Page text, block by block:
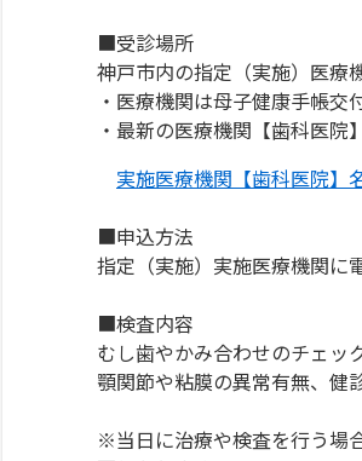
■受診場所
神戸市内の指定（実施）医療
・医療機関は母子健康手帳
・最新の医療機関【歯科医
実施医療機関【歯科医院】
■申込方法
指定（実施）実施医療機関に
■検査内容
むし歯やかみ合わせのチェッ
顎関節や粘膜の異常有無、健
※当日に治療や検査を行う場